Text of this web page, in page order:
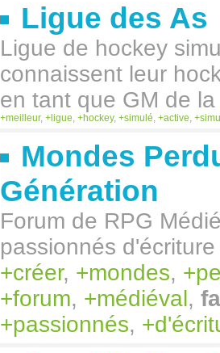
Ligue des As
Ligue de hockey
connaissent leur
en tant que GM de
meilleur, ligue hockey, simulé active
Mondes
Génération
Forum de RPG
passionnés d'écriture
créer, mondes,
forum, médiéval,
passionnés,